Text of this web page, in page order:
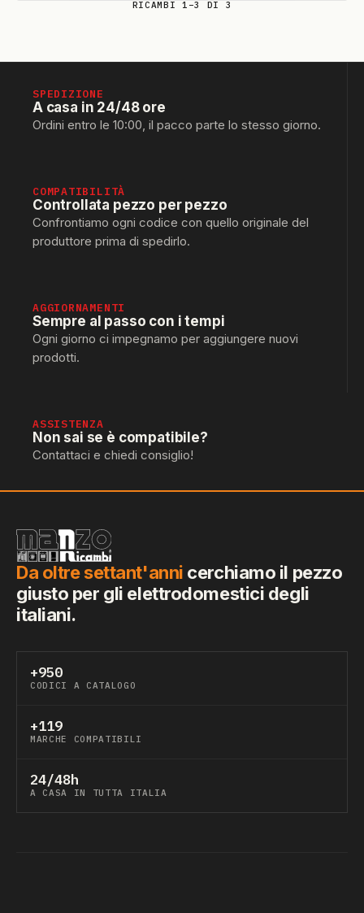
RICAMBI 1–3 DI 3
SPEDIZIONE
A casa in 24/48 ore
Ordini entro le 10:00, il pacco parte lo stesso giorno.
COMPATIBILITÀ
Controllata pezzo per pezzo
Confrontiamo ogni codice con quello originale del
produttore prima di spedirlo.
AGGIORNAMENTI
Sempre al passo con i tempi
Ogni giorno ci impegnamo per aggiungere nuovi
prodotti.
ASSISTENZA
Non sai se è compatibile?
Contattaci e chiedi consiglio!
Da oltre settant'anni cerchiamo il pezzo
giusto per gli elettrodomestici degli
italiani.
+950
CODICI A CATALOGO
+119
MARCHE COMPATIBILI
24/48h
A CASA IN TUTTA ITALIA